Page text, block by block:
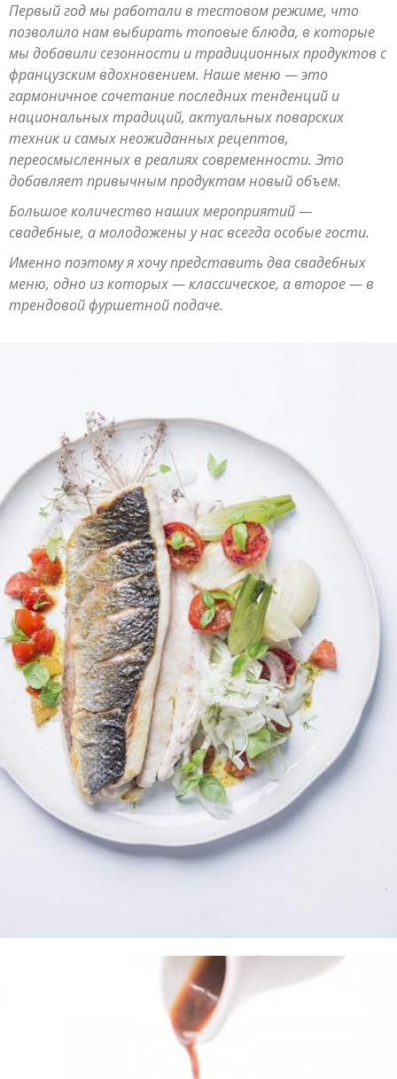
Первый год мы работали в тестовом режиме, что
позволило нам выбирать топовые блюда, в которые
мы добавили сезонности и традиционных продуктов с
французским вдохновением. Наше меню — это
гармоничное сочетание последних тенденций и
национальных традиций, актуальных поварских
техник и самых неожиданных рецептов,
переосмысленных в реалиях современности. Это
добавляет привычным продуктам новый объем.
Большое количество наших мероприятий —
свадебные, а молодожены у нас всегда особые гости.
Именно поэтому я хочу представить два свадебных
меню, одно из которых — классическое, а второе — в
трендовой фуршетной подаче.